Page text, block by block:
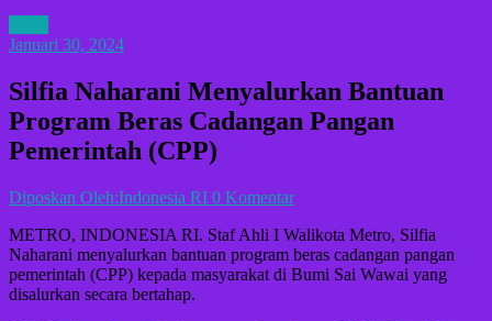
Januari 30, 2024
Silfia Naharani Menyalurkan Bantuan
Program Beras Cadangan Pangan
Pemerintah (CPP)
Diposkan Oleh:Indonesia RI 0 Komentar
METRO, INDONESIA RI. Staf Ahli I Walikota Metro, Silfia
Naharani menyalurkan bantuan program beras cadangan pangan
pemerintah (CPP) kepada masyarakat di Bumi Sai Wawai yang
disalurkan secara bertahap.